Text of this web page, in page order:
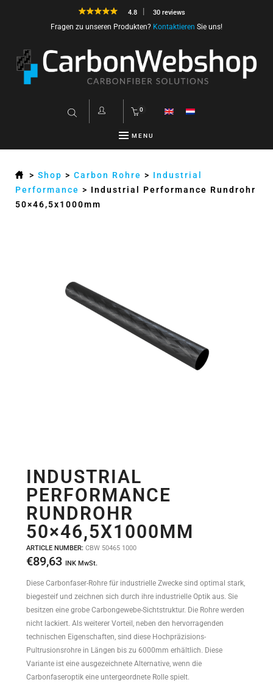
4.8 30 reviews
Fragen zu unseren Produkten? Kontaktieren Sie uns!
0
MENU
>Shop >Carbon Rohre > Industrial
Performance > Industrial Performance Rundrohr
50×46,5x1000mm
INDUSTRIAL
PERFORMANCE
RUNDROHR
50×46,5X1000MM
ARTICLE NUMBER: CBW 50465 1000
€89,63 INK MwSt.
Diese Carbonfaser-Rohre für industrielle Zwecke sind optimal stark,
biegesteif und zeichnen sich durch ihre industrielle Optik aus. Sie
besitzen eine grobe Carbongewebe-Sichtstruktur. Die Rohre werden
nicht lackiert. Als weiterer Vorteil, neben den hervorragenden
technischen Eigenschaften, sind diese Hochpräzisions-
Pultrusionsrohre in Längen bis zu 6000mm erhältlich. Diese
Variante ist eine ausgezeichnete Alternative, wenn die
Carbonfaseroptik eine untergeordnete Rolle spielt.